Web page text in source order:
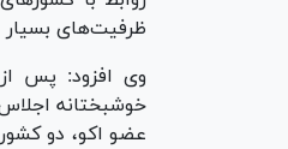
ظرفیت‌های بسیار
خوشبختانه
عضو اکو، دو